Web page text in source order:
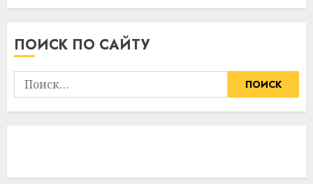
Fails to Save the Universe
13:40
ПОИСК ПО САЙТУ
Найти: